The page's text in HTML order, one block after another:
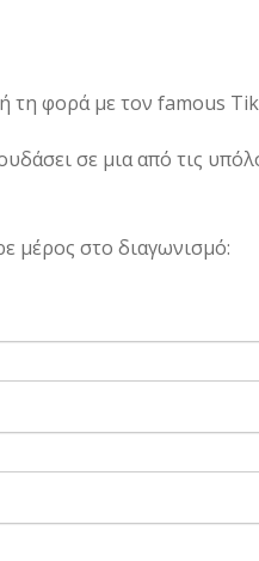
τη φορά με τον famous
σε μια από τις
μέρος στο διαγωνισμό: